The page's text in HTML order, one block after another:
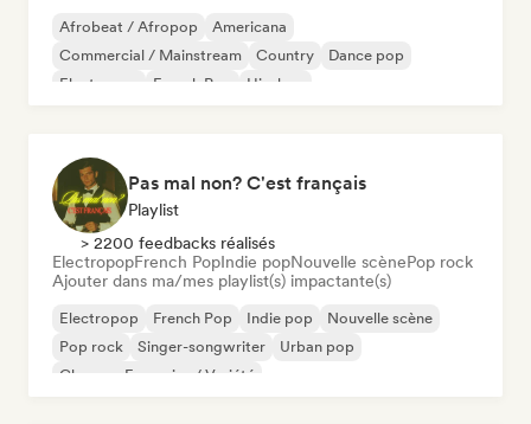
Afrobeat / Afropop
Americana
Commercial / Mainstream
Country
Dance pop
Electropop
French Pop Hip-hop
Pas mal non? C'est français
Playlist
> 2200 feedbacks réalisés
ElectropopFrench PopIndie popNouvelle scènePop rock
Ajouter dans ma/mes playlist(s) impactante(s)
Electropop French Pop Indie pop
Nouvelle scène
Pop rock
Singer-songwriter
Urban pop
Chanson Française / Variété